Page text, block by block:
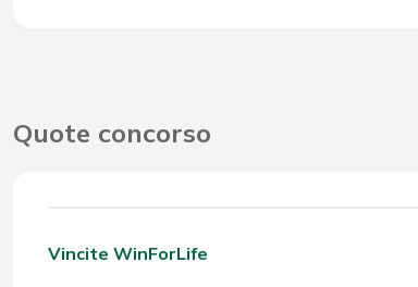
Quote concorso
Vincite WinForLife